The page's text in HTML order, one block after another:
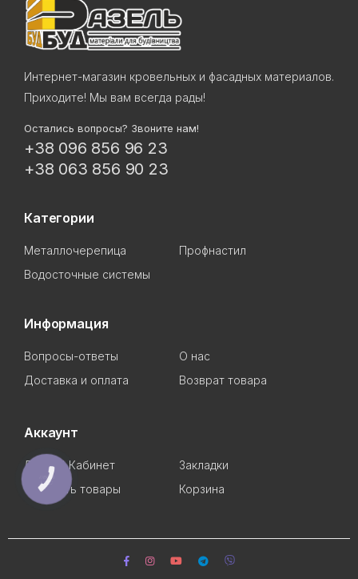
Интернет-магазин кровельных и фасадных материалов.
Приходите! Мы вам всегда рады!
Остались вопросы? Звоните нам!
+38 096 856 96 23
+38 063 856 90 23
Категории
Металлочерепица
Профнастил
Водосточные системы
Информация
Вопросы-ответы
О нас
Доставка и оплата
Возврат товара
Аккаунт
Личный Кабинет
Закладки
Сравнить товары
Корзина
КНОПКА
СВЯЗИ